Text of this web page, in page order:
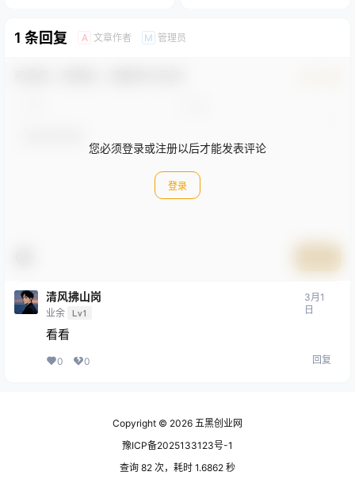
1 条回复 A 文章作者 M 管理员
您必须登录或注册以后才能发表评论
登录
清风拂山岗
业余 Lv1
3月1
日
看看
0 0 回复
Copyright © 2026 五黑创业网
豫ICP备2025133123号-1
查询 82 次，耗时 1.6862 秒